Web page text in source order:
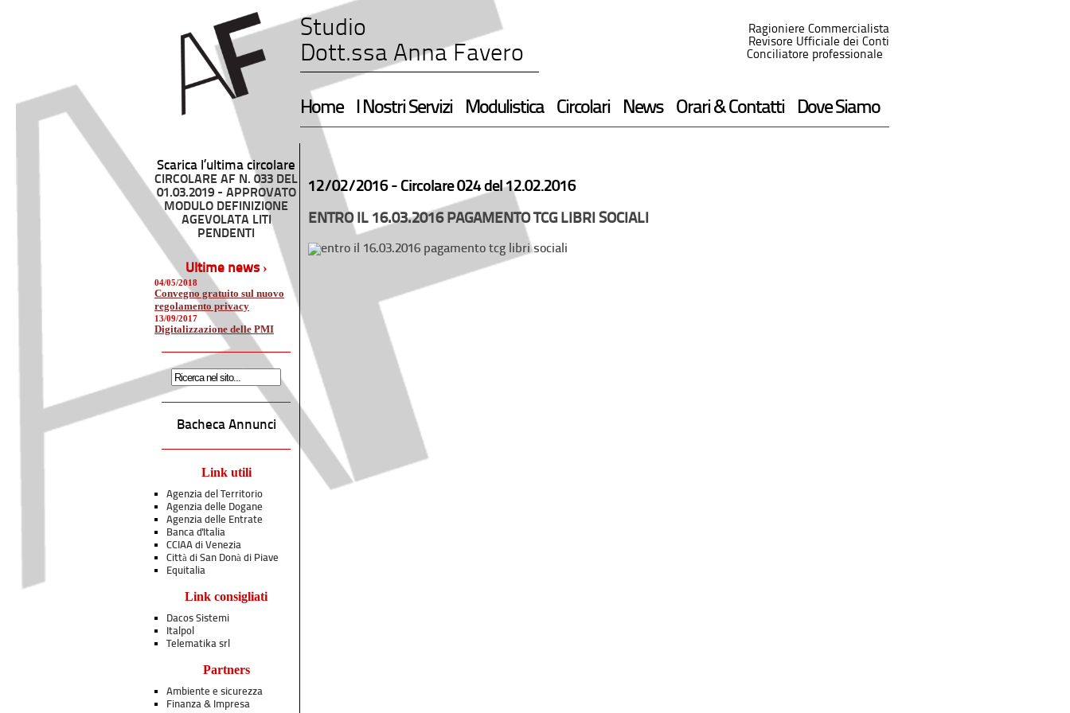
Studio
Dott.ssa Anna Favero
Ragioniere Commercialista
Revisore Ufficiale dei Conti
Conciliatore professionale
Home I Nostri Servizi Modulistica Circolari News Orari & Contatti Dove Siamo
Scarica l’ultima circolare
CIRCOLARE AF N. 033 DEL
01.03.2019 - APPROVATO
MODULO DEFINIZIONE
AGEVOLATA LITI
PENDENTI
Ultime news ›
04/05/2018
Convegno gratuito sul nuovo
regolamento privacy
13/09/2017
Digitalizzazione delle PMI
Bacheca Annunci
Link utili
Agenzia del Territorio
Agenzia delle Dogane
Agenzia delle Entrate
Banca d'Italia
CCIAA di Venezia
Città di San Donà di Piave
Equitalia
Link consigliati
Dacos Sistemi
Italpol
Telematika srl
Partners
Ambiente e sicurezza
Finanza & Impresa
12/02/2016 - Circolare 024 del 12.02.2016
ENTRO IL 16.03.2016 PAGAMENTO TCG LIBRI SOCIALI